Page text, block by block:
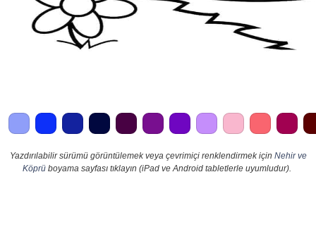
Yazdırılabilir sürümü görüntülemek veya çevrimiçi renklendirmek için Nehir ve
Köprü boyama sayfası tıklayın (iPad ve Android tabletlerle uyumludur).